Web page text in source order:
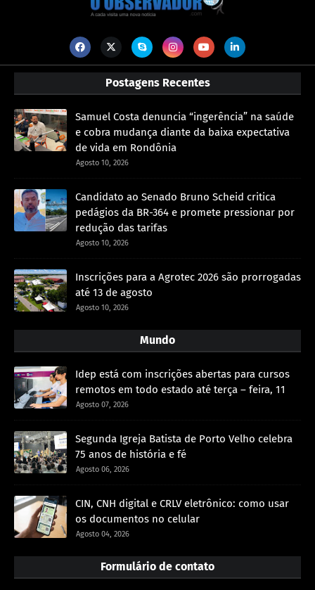
Postagens Recentes
Samuel Costa denuncia “ingerência” na saúde
e cobra mudança diante da baixa expectativa
de vida em Rondônia
Agosto 10, 2026
Candidato ao Senado Bruno Scheid critica
pedágios da BR-364 e promete pressionar por
redução das tarifas
Agosto 10, 2026
Inscrições para a Agrotec 2026 são prorrogadas
até 13 de agosto
Agosto 10, 2026
Mundo
Idep está com inscrições abertas para cursos
remotos em todo estado até terça – feira, 11
Agosto 07, 2026
Segunda Igreja Batista de Porto Velho celebra
75 anos de história e fé
Agosto 06, 2026
CIN, CNH digital e CRLV eletrônico: como usar
os documentos no celular
Agosto 04, 2026
Formulário de contato